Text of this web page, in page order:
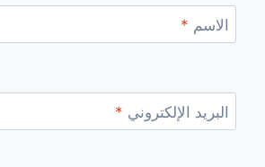
الاسم *
البريد الإلكتروني *